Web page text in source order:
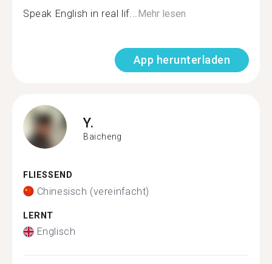
Speak English in real lif...Mehr lesen
App herunterladen
Y.
Baicheng
FLIESSEND
Chinesisch (vereinfacht)
LERNT
Englisch